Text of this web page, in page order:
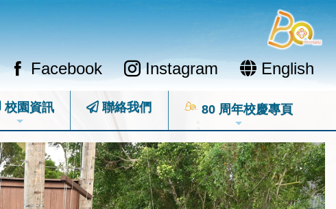
Facebook Instagram English
校園資訊 聯絡我們 80 周年校慶專頁